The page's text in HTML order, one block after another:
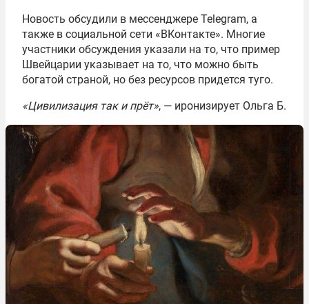
Новость обсудили в мессенджере Telegram, а
также в социальной сети «ВКонтакте». Многие
участники обсуждения указали на то, что пример
Швейцарии указывает на то, что можно быть
богатой страной, но без ресурсов придется туго.
«Цивилизация так и прёт», — иронизирует Ольга Б.